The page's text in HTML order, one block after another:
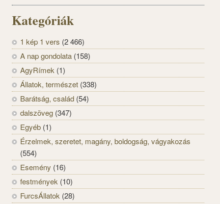
Kategóriák
1 kép 1 vers (2 466)
A nap gondolata (158)
AgyRímek (1)
Állatok, természet (338)
Barátság, család (54)
dalszöveg (347)
Egyéb (1)
Érzelmek, szeretet, magány, boldogság, vágyakozás
(554)
Esemény (16)
festmények (10)
FurcsÁllatok (28)